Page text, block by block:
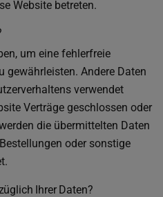
Website betreten.
um eine fehlerfreie
gewährleisten. Andere Daten
verwendet
Verträge geschlossen oder
die übermittelten Daten
oder sonstige
Ihrer Daten?